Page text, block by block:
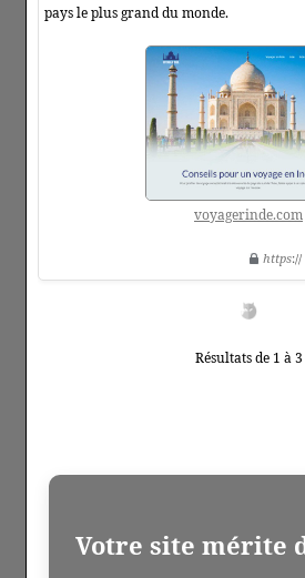
pays le plus grand du monde.
voyagerinde.com
https
Résultats de 1 à 3
Votre site mérite